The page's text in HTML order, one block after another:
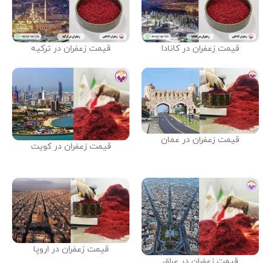
قیمت زعفران در کانادا قیمت زعفران در ترکیه
قیمت زعفران در عمان
قیمت زعفران در کویت
قیمت زعفران در اروپا